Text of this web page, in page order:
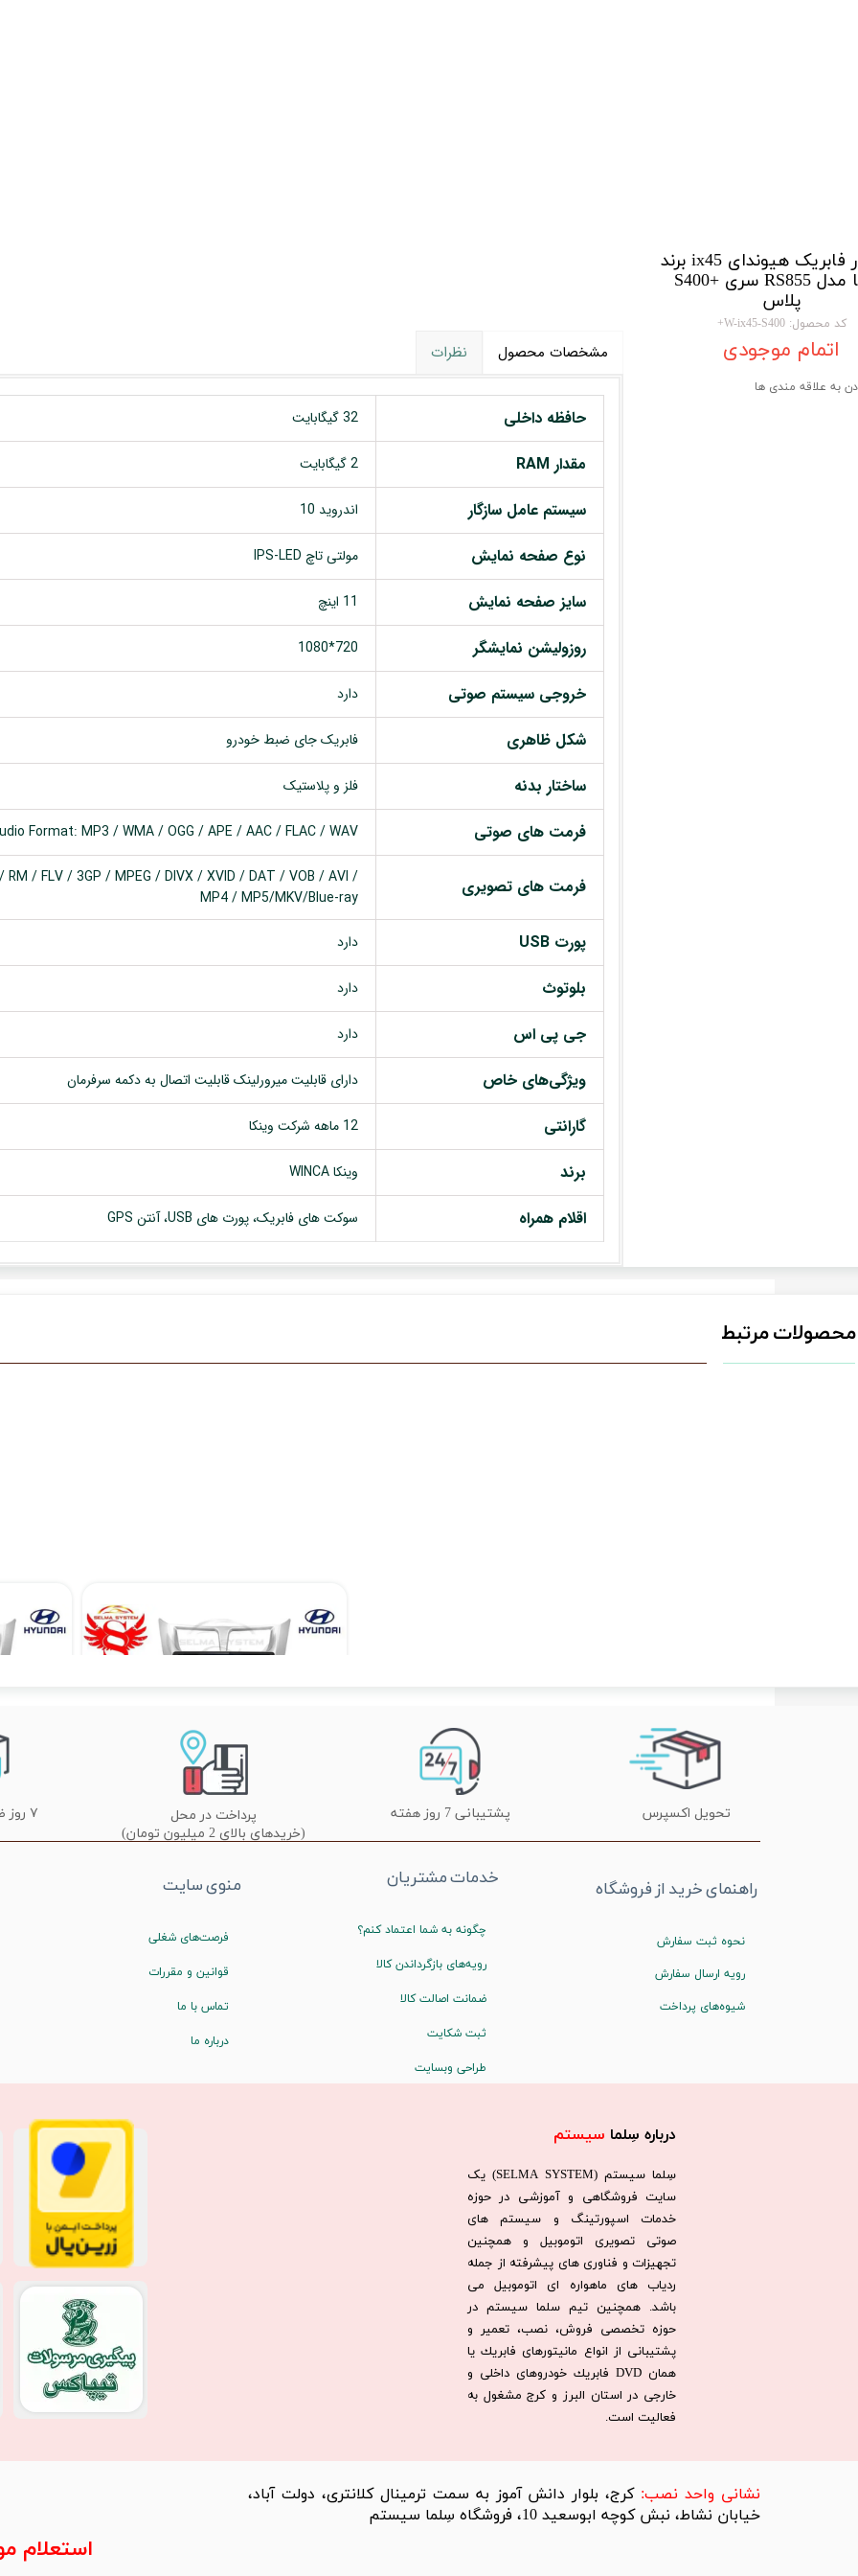
بی ام و BMW
مانیتور فابریک هیوندای ix45 برند
وینکا مدل RS855 سری +S400
پلاس
کد محصول: W-ix45-S400+
اتمام موجودی
به علاقه مندی ها
مشخصات محصول نظرات
حافظه داخلی 32 گیگابایت
مقدار RAM 2 گیگابایت
سیستم عامل سازگار اندروید 10
نوع صفحه نمایش مولتی تاچ IPS-LED
سایز صفحه نمایش 11 اینچ
روزولیشن نمایشگر 720*1080
خروجی سیستم صوتی دارد
شکل ظاهری فابریک جای ضبط خودرو
ساختار بدنه فلز و پلاستیک
فرمت های صوتی Format: MP3 / WMA / OGG / APE / AAC / FLAC / WAV
فرمت های تصویری
RM / FLV / 3GP / MPEG / DIVX / XVID / DAT / VOB / AVI /
MP4 / MP5/MKV/Blue-ray
پورت USB دارد
بلوتوث دارد
جی پی اس دارد
ویژگی‌های خاص دارای قابلیت میرورلینک قابلیت اتصال به دکمه سرفرمان
گارانتی 12 ماهه شرکت وینکا
برند وینکا WINCA
اقلام همراه سوکت های فابریک، پورت های USB، آنتن GPS
محصولات مرتبط
مانیتور اندروید فابریک هیوندای اکسنت مدل TS7
۱۲,۹۰۰,۰۰۰ تومان
درباره سِلما سیستم​​​​​​​
سِلما سيستم (SELMA SYSTEM) یک
سایت فروشگاهی و آموزشی در حوزه
خدمات اسپورتینگ و سیستم های
صوتی تصویری اتوموبیل و همچنین
تجهیزات و فناوری های پیشرفته از جمله
ردیاب های ماهواره ای اتوموبیل می
باشد. همچنين تيم سلما سيستم در
حوزه تخصصی فروش، نصب، تعمير و
پشتيبانی از انواع مانيتورهای فابريك يا
همان DVD فابريك خودروهای داخلی و
خارجی در استان البرز و كرج مشغول به
فعاليت است.​​​​​​​
تحویل اکسپرس پشتیبانی 7 روز هفته
پرداخت در محل
(خریدهای بالای 2 میلیون تومان)
۷ روز ضمانت تعویض
راهنمای خرید از فروشگاه
نحوه ثبت سفارش
رویه ارسال سفارش
شیوه‌های پرداخت
خدمات مشتریان
چگونه به شما اعتماد کنم؟
رویه‌های بازگرداندن کالا
ضمانت اصالت کالا
ثبت شکایت
طراحی وبسایت
منوی سایت
فرصت‌های شغلی
قوانین و مقررات
تماس با ما
درباره ما
​نشانی واحد نصب: کرج، بلوار دانش آموز به سمت ترمینال کلانتری، دولت آباد،
خیابان نشاط، نبش کوچه ابوسعید 10، فروشگاه سِلما سیستم​​​​​​​
استعلام